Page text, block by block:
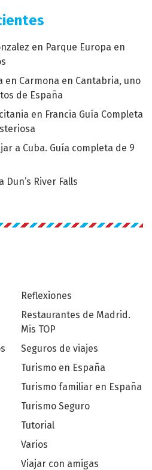
en Parque Europa en
en Carmona en Cantabria, uno
de España
en Francia Guía Completa
a Cuba. Guía completa de 9
Dun’s River Falls
Reflexiones
Restaurantes de Madrid.
Mis TOP
Seguros de viajes
Turismo en España
Turismo familiar en España
Turismo Seguro
Tutorial
Varios
Viajar con amigas